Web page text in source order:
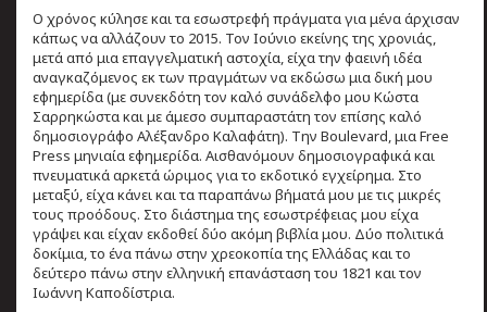
Ο χρόνος κύλησε και τα εσωστρεφή πράγματα για μένα άρχισαν
κάπως να αλλάζουν το 2015. Τον Ιούνιο εκείνης της χρονιάς,
μετά από μια επαγγελματική αστοχία, είχα την φαεινή ιδέα
αναγκαζόμενος εκ των πραγμάτων να εκδώσω μια δική μου
εφημερίδα (με συνεκδότη τον καλό συνάδελφο μου Κώστα
Σαρρηκώστα και με άμεσο συμπαραστάτη τον επίσης καλό
δημοσιογράφο Αλέξανδρο Καλαφάτη). Την Boulevard, μια Free
Press μηνιαία εφημερίδα. Αισθανόμουν δημοσιογραφικά και
πνευματικά αρκετά ώριμος για το εκδοτικό εγχείρημα. Στο
μεταξύ, είχα κάνει και τα παραπάνω βήματά μου με τις μικρές
τους προόδους. Στο διάστημα της εσωστρέφειας μου είχα
γράψει και είχαν εκδοθεί δύο ακόμη βιβλία μου. Δύο πολιτικά
δοκίμια, το ένα πάνω στην χρεοκοπία της Ελλάδας και το
δεύτερο πάνω στην ελληνική επανάσταση του 1821 και τον
Ιωάννη Καποδίστρια.